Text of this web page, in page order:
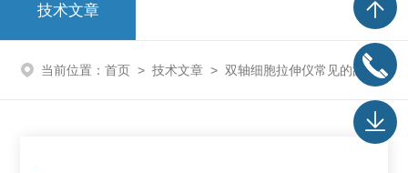
技术文章
当前位置： 首页 > 技术文章 > 双轴细胞拉伸仪常见的故障现象相应解决策略分享